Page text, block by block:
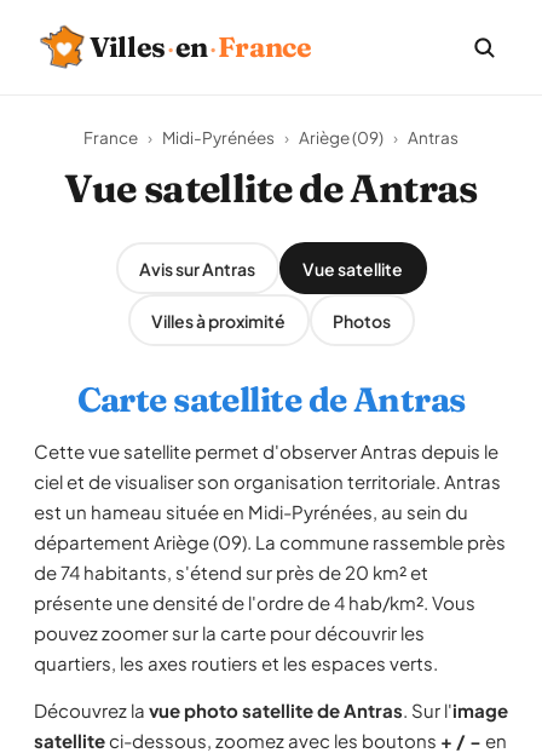
Villes·en·France
France › Midi-Pyrénées › Ariège (09) › Antras
Vue satellite de Antras
Avis sur Antras Vue satellite
Villes à proximité Photos
Carte satellite de Antras
Cette vue satellite permet d'observer Antras depuis le
ciel et de visualiser son organisation territoriale. Antras
est un hameau située en Midi-Pyrénées, au sein du
département Ariège (09). La commune rassemble près
de 74 habitants, s'étend sur près de 20 km² et
présente une densité de l'ordre de 4 hab/km². Vous
pouvez zoomer sur la carte pour découvrir les
quartiers, les axes routiers et les espaces verts.
Découvrez la vue photo satellite de Antras. Sur l'image
satelliteci-dessous, zoomez avec les boutons + / − en